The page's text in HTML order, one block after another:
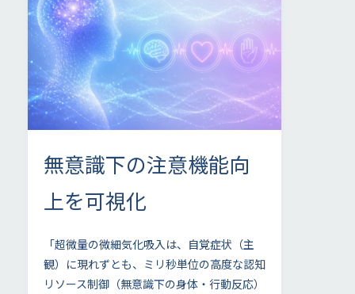
無意識下の注意機能向
上を可視化
「超微量の微細気化吸入は、自覚症状（主
観）に現れずとも、ミリ秒単位の高度な認知
リソース制御（無意識下の身体・行動反応）